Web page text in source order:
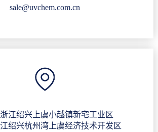
sale@uvchem.com.cn
江绍兴上虞小越镇新宅工业区
绍兴杭州湾上虞经济技术开发区